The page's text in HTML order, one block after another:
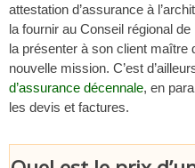
attestation d’assurance à
la fournir au Conseil régional
la présenter à son client maître
nouvelle mission. C’est
d’assurance décennale, en
les devis et factures.